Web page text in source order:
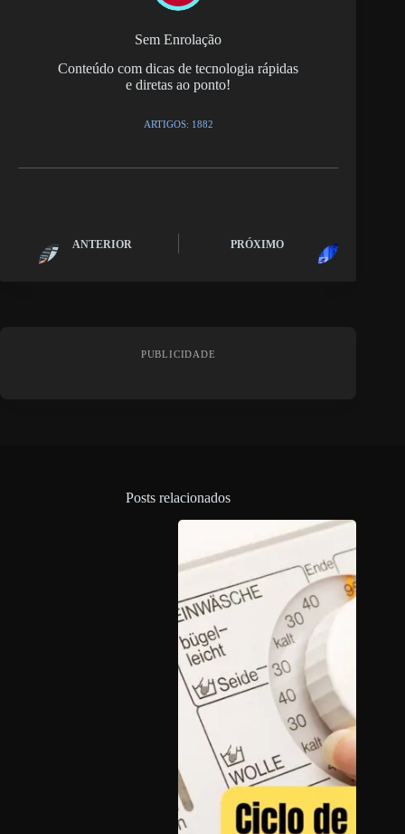
Sem Enrolação
Conteúdo com dicas de tecnologia rápidas
e diretas ao ponto!
ARTIGOS: 1882
ANTERIOR PRÓXIMO
PUBLICIDADE
Posts relacionados